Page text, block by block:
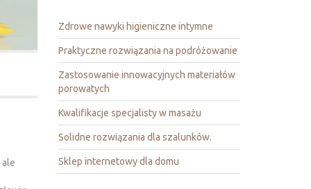
Zdrowe nawyki higieniczne intymne
Praktyczne rozwiązania na podróżowanie
Zastosowanie innowacyjnych materiałów
porowatych
Kwalifikacje specjalisty w masażu
Solidne rozwiązania dla szalunków.
Sklep internetowy dla domu